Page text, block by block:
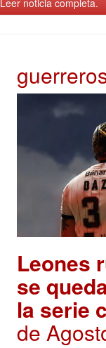
Leer noticia completa.
Leones
se
la serie
de